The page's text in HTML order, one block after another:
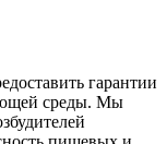
гарантии
среды. Мы